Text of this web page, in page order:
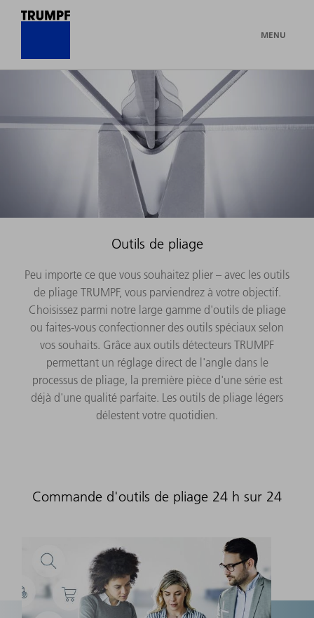
MENU
Outils de pliage
Peu importe ce que vous souhaitez plier – avec les outils
de pliage TRUMPF, vous parviendrez à votre objectif.
Choisissez parmi notre large gamme d'outils de pliage
ou faites-vous confectionner des outils spéciaux selon
vos souhaits. Grâce aux outils détecteurs TRUMPF
permettant un réglage direct de l'angle dans le
processus de pliage, la première pièce d'une série est
déjà d'une qualité parfaite. Les outils de pliage légers
délestent votre quotidien.
Commande d'outils de pliage 24 h sur 24